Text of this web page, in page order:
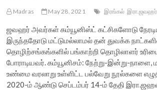
Madras May 28, 2021 இரங்கல் இரா.ஜவஹர்
ஜவஹர் அவர்கள் கம்யூனிஸ்ட் கட்சிகளோடு
இருந்ததோடு மட்டுமல்லாமல் தன் துவக்க
தொழிற்சங்கங்களில் பங்காற்றி தொழிலாளர்
போராடியவர். கம்யூனிசம்: நேற்று-இன்று-நாளை,
உண்மை வரலாறு உள்ளிட்ட பல்வேறு நூல்களை
2020-ம் ஆண்டு செப்டம்பர் 14-ம் தேதி